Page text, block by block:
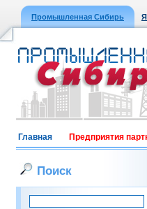
Промышленная Сибирь
Главная Предприятия
Поиск